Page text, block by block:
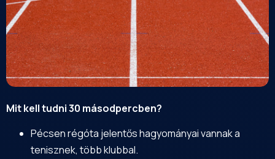
Mit kell tudni 30 másodpercben?
Pécsen régóta jelentős hagyományai vannak a
tenisznek, több klubbal.